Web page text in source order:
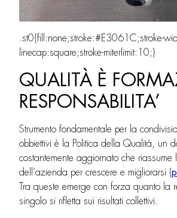
.st0{fill:none;stroke:#E3061C;stroke-
linecap:square;stroke-miterlimit:10;}
QUALITÀ È
RESPONSABILITA’
Strumento fondamentale per la
obbiettivi è la Politica della Qualità, un
costantemente aggiornato che riassume
dell’azienda per crescere e migliorarsi (
Tra queste emerge con forza quanto la
singolo si rifletta sui risultati collettivi.